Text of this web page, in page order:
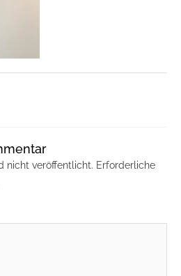
nicht veröffentlicht. Erforderliche